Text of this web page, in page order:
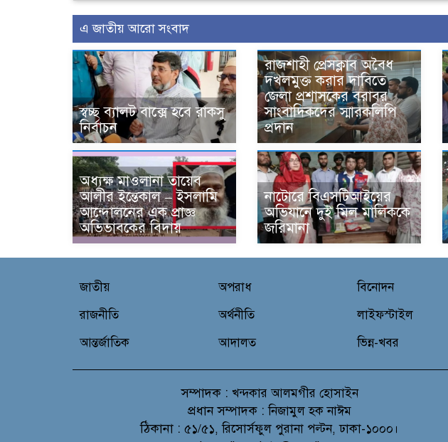
এ জাতীয় আরো সংবাদ
স্বচ্ছ ব্যালট বাক্সে হবে রাকসু
নির্বাচন
রাজশাহী প্রেসক্লাব অবৈধ
দখলমুক্ত করার দাবিতে
জেলা প্রশাসকের বরাবর
সাংবাদিকদের স্মারকলিপি
প্রদান
অধ্যক্ষ মাওলানা তায়েব
আলীর ইন্তেকাল – ইসলামি
আন্দোলনের এক প্রাজ্ঞ
অভিভাবকের বিদায়
নাটোরে বিএসটিআইয়ের
অভিযানে দুই মিল মালিককে
জরিমানা
জাতীয়
রাজনীতি
আন্তর্জাতিক
অপরাধ
অর্থনীতি
আদালত
বিনোদন
লাইফস্টাইল
ভিন্ন-খবর
সম্পাদক : খন্দকার আলমগীর হোসাইন
প্রধান সম্পাদক : নিজামুল হক নাঈম
ঠিকানা : ৫১/৫১, রিসোর্সফুল পুরানা পল্টন, ঢাকা-১০০০।